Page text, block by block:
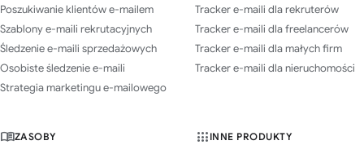
Poszukiwanie klientów e-mailem
Szablony e-maili rekrutacyjnych
Śledzenie e-maili sprzedażowych
Osobiste śledzenie e-maili
Strategia marketingu e-mailowego
Tracker e-maili dla rekruterów
Tracker e-maili dla freelancerów
Tracker e-maili dla małych firm
Tracker e-maili dla nieruchomości
ZASOBY INNE PRODUKTY